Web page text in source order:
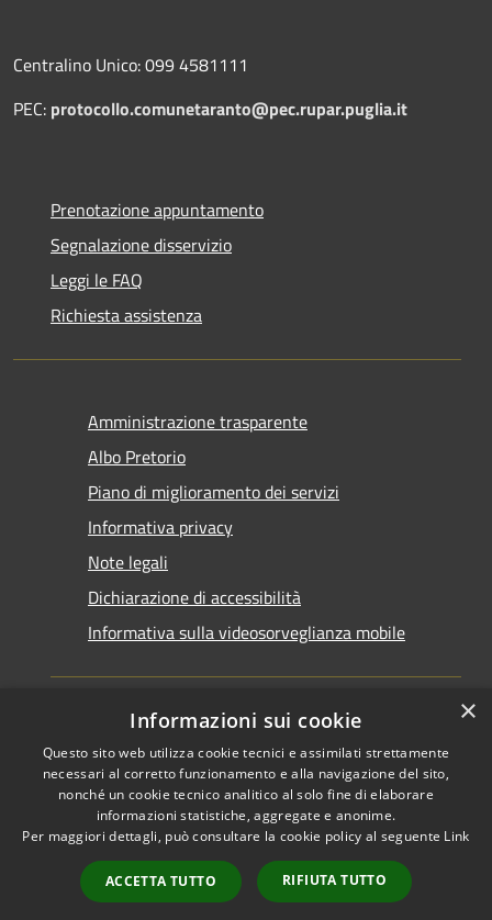
Centralino Unico: 099 4581111
PEC: protocollo.comunetaranto@pec.rupar.puglia.it
Prenotazione appuntamento
Segnalazione disservizio
Leggi le FAQ
Richiesta assistenza
Amministrazione trasparente
Albo Pretorio
Piano di miglioramento dei servizi
Informativa privacy
Note legali
Dichiarazione di accessibilità
Informativa sulla videosorveglianza mobile
RSS
Accessibilità
Cookie
Mappa del sito
Area riservata del
Copyright © 2026 • Comune di
Taranto • Powered by
Municipium•Accesso
redazione
×
Informazioni sui cookie
Questo sito web utilizza cookie tecnici e assimilati strettamente
necessari al corretto funzionamento e alla navigazione del sito,
nonché un cookie tecnico analitico al solo fine di elaborare
informazioni statistiche, aggregate e anonime.
Per maggiori dettagli, può consultare la cookie policy al seguente Link
ACCETTA TUTTO RIFIUTA TUTTO